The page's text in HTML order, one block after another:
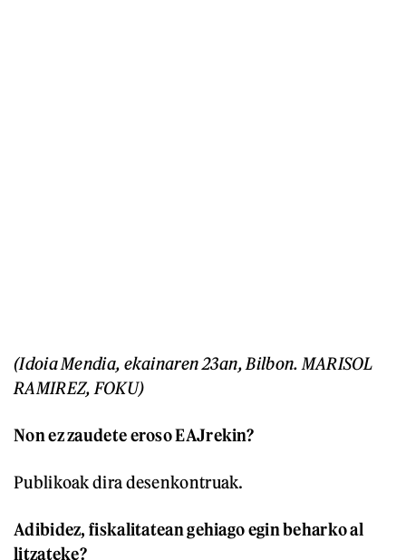
(Idoia Mendia, ekainaren 23an, Bilbon. MARISOL
RAMIREZ, FOKU)
Non ez zaudete eroso EAJrekin?
Publikoak dira desenkontruak.
Adibidez, fiskalitatean gehiago egin beharko al
litzateke?